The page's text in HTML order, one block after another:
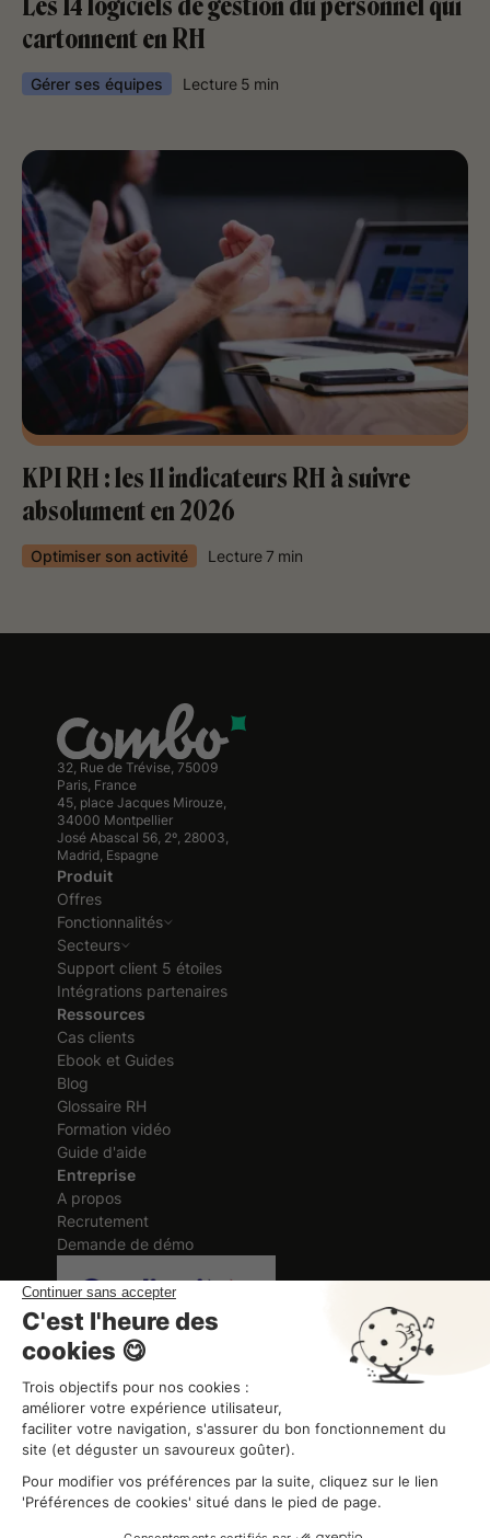
Les 14 logiciels de gestion du personnel qui
cartonnent en RH
Gérer ses équipes Lecture 5 min
KPI RH : les 11 indicateurs RH à suivre
absolument en 2026
Optimiser son activité Lecture7 min
32, Rue de Trévise, 75009
Paris, France
45, place Jacques Mirouze,
34000 Montpellier
José Abascal 56, 2º, 28003,
Madrid, Espagne
Produit
Offres
Fonctionnalités
Secteurs
Support client 5 étoiles
Intégrations partenaires
Ressources
Cas clients
Ebook et Guides
Blog
Glossaire RH
Formation vidéo
Guide d'aide
Entreprise
A propos
Recrutement
Demande de démo
Certification délivrée au titre des
actions de formation
ORGANISME DE FORMATION